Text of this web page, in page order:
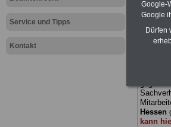
Service und Tipps
Kontakt
25,00
Hessen
kann
Google-
Google
Dürfen